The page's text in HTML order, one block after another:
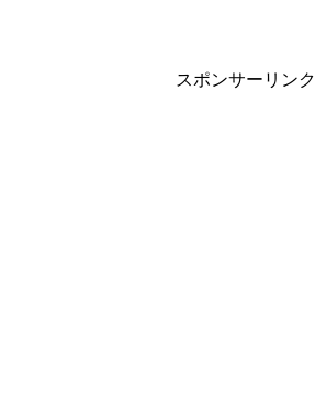
スポンサーリンク